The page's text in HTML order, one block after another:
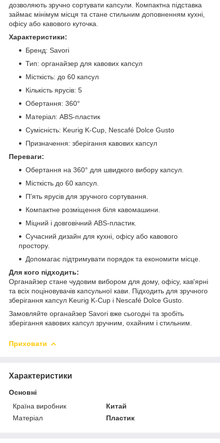
дозволяють зручно сортувати капсули. Компактна підставка
займає мінімум місця та стане стильним доповненням кухні,
офісу або кавового куточка.
Характеристики:
Бренд: Savori
Тип: органайзер для кавових капсул
Місткість: до 60 капсул
Кількість ярусів: 5
Обертання: 360°
Матеріал: ABS-пластик
Сумісність: Keurig K-Cup, Nescafé Dolce Gusto
Призначення: зберігання кавових капсул
Переваги:
Обертання на 360° для швидкого вибору капсул.
Місткість до 60 капсул.
П'ять ярусів для зручного сортування.
Компактне розміщення біля кавомашини.
Міцний і довговічний ABS-пластик.
Сучасний дизайн для кухні, офісу або кавового
простору.
Допомагає підтримувати порядок та економити місце.
Для кого підходить:
Органайзер стане чудовим вибором для дому, офісу, кав'ярні
та всіх поціновувачів капсульної кави. Підходить для зручного
зберігання капсул Keurig K-Cup і Nescafé Dolce Gusto.
Замовляйте органайзер Savori вже сьогодні та зробіть
зберігання кавових капсул зручним, охайним і стильним.
Приховати
Характеристики
Основні
Країна виробник
Китай
Матеріал
Пластик